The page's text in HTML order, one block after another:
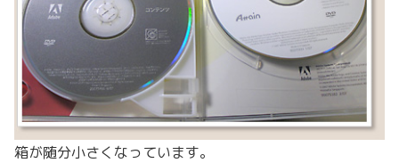
箱が随分小さくなっています。